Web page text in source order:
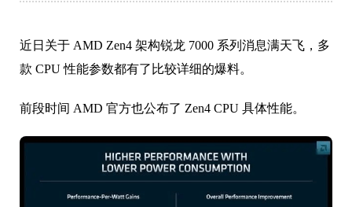
近日关于 AMD Zen4 架构锐龙 7000 系列消息满天飞，多
款 CPU 性能参数都有了比较详细的爆料。
前段时间 AMD 官方也公布了 Zen4 CPU 具体性能。